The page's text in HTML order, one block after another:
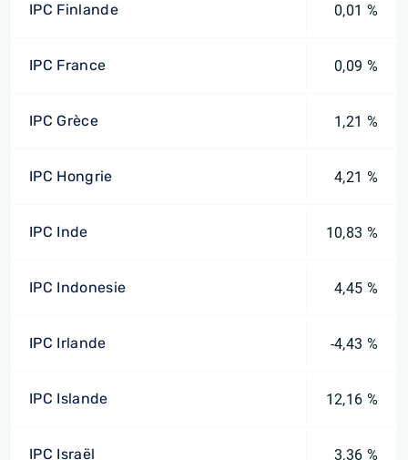
IPC Finlande 0,01 %
IPC France 0,09 %
IPC Grèce 1,21 %
IPC Hongrie 4,21 %
IPC Inde 10,83 %
IPC Indonesie 4,45 %
IPC Irlande -4,43 %
IPC Islande 12,16 %
IPC Israël 3,36 %